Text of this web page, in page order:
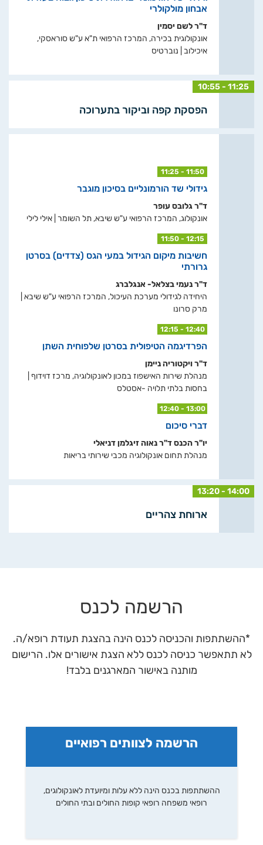
אבחון מולקולרי
ד"ר לשם יסמין
אונקולוגית בכירה, המרכז הרפואי ת"א ע"ש סוראסקי,
איכילוב | נוברטיס
10:55 - 11:25
הפסקת קפה וביקור בתערוכה
11:25 - 11:50
גידולי שד הורמונליים בסיכון מוגבר
ד"ר גלובס עופר
אונקולוג, המרכז הרפואי ע"ש שיבא, תל השומר | אילי לילי
11:50 - 12:15
חשיבות מיקום הגידול במעי הגס (צדדים) בסרטן
גרורתי
ד"ר נעמי בצלאל- אנגלברג
היחידה לגידולי מערכת העיכול, המרכז הרפואי ע"ש שיבא |
מרק סרונו
12:15 - 12:40
הפרדיגמה הטיפולית בסרטן שלפוחית השתן
ד"ר ויקטוריה ניימן
מנהלת שירות האישפוז במכון לאונקולוגיה, מרכז דוידוף |
בחסות בלתי תלויה -אסטלס
12:40 - 13:00
דברי סיכום
יו"ר הכנס ד"ר נאוה זיגלמן דניאלי
מנהלת תחום אונקולוגיה מכבי שירותי בריאות
13:20 - 14:00
ארוחת צהריים
הרשמה לכנס
*ההשתתפות והכניסה לכנס הינה בהצגת תעודת רופא/ה.
לא תתאפשר כניסה לכנס ללא הצגת אישורים אלו. הרישום
מותנה באישור המארגנים בלבד!
הרשמה לצוותים רפואיים
ההשתתפות בכנס הינה ללא עלות ומיועדת לאונקולוגים,
רופאי משפחה רופאי קופות החולים ובתי החולים